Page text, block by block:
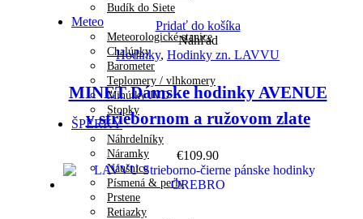
Budík do Siete
Meteo
Meteorologické stanice
Chalúpky
Barometer
Teplomery / vlhkomery
Minútky JVD
Stopky
ŠPERKY
Náhrdelníky
Náramky
Náušnice
Písmená & perly
Prstene
Retiazky
Pridať do košíka
Náhľad
Hodinky, Hodinky zn. LAVVU
MINET Dámske hodinky AVENUE
v striebornom a ružovom zlate
€109.90